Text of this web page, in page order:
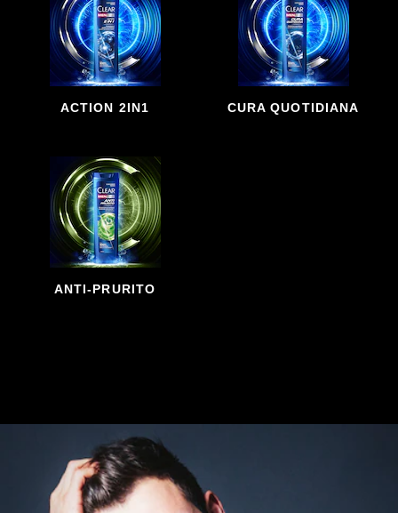
ACTION 2IN1 CURA QUOTIDIANA
ANTI-PRURITO